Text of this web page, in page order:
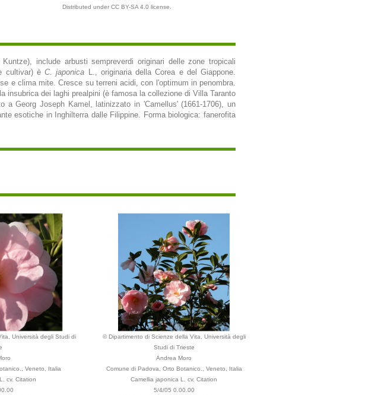
Distributed under CC BY-SA 4.0 license.
Kuntze), include arbusti sempreverdi originari delle zone tropicali
cultivar) è C. japonica L., originaria della Corea e del Giappone.
e clima mite. Cresce su terreni acidi, con l'optimum in penombra.
insubrica dei laghi prealpini (è famosa la collezione di Villa Taranto
Georg Joseph Kamel, latinizzato in 'Camellus' (1661-1706), un
esotiche in Inghilterra dalle Filippine. Forma biologica: fanerofita
Università degli Studi di
Veneto, Italia
cv. Citation
© Dipartimento di Scienze della Vita, Università degli
Studi di Trieste
Andrea Moro
Comune di Padova, Orto Botanico., Veneto, Italia
Camellia japonica L. cv. Citation
5/4/05 0.00.00